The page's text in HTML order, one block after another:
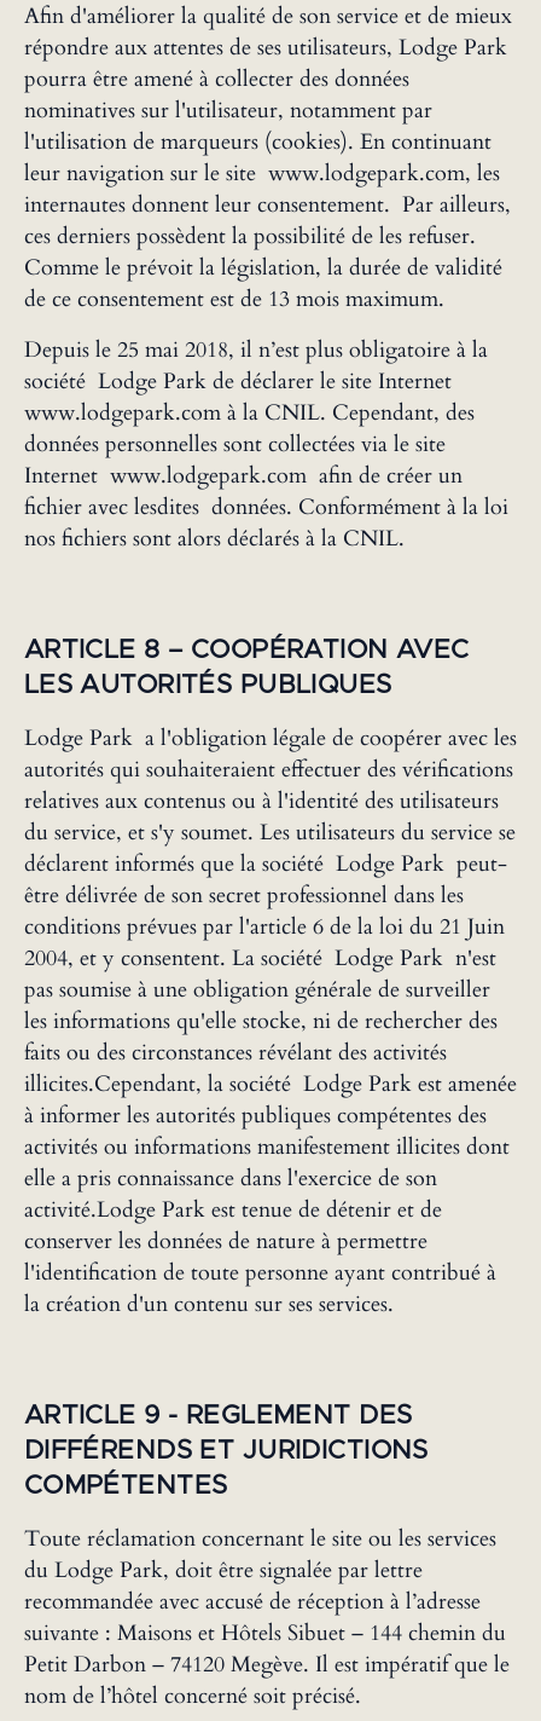
Afin d'améliorer la qualité de son service et de mieux
répondre aux attentes de ses utilisateurs, Lodge Park
pourra être amené à collecter des données
nominatives sur l'utilisateur, notamment par
l'utilisation de marqueurs (cookies). En continuant
leur navigation sur le site www.lodgepark.com, les
internautes donnent leur consentement. Par ailleurs,
ces derniers possèdent la possibilité de les refuser.
Comme le prévoit la législation, la durée de validité
de ce consentement est de 13 mois maximum.
Depuis le 25 mai 2018, il n’est plus obligatoire à la
société Lodge Park de déclarer le site Internet
www.lodgepark.com à la CNIL. Cependant, des
données personnelles sont collectées via le site
Internet www.lodgepark.com afin de créer un
fichier avec lesdites données. Conformément à la loi
nos fichiers sont alors déclarés à la CNIL.
ARTICLE 8 – COOPÉRATION AVEC
LES AUTORITÉS PUBLIQUES
Lodge Park a l'obligation légale de coopérer avec les
autorités qui souhaiteraient effectuer des vérifications
relatives aux contenus ou à l'identité des utilisateurs
du service, et s'y soumet. Les utilisateurs du service se
déclarent informés que la société Lodge Park peut-
être délivrée de son secret professionnel dans les
conditions prévues par l'article 6 de la loi du 21 Juin
2004, et y consentent. La société Lodge Park n'est
pas soumise à une obligation générale de surveiller
les informations qu'elle stocke, ni de rechercher des
faits ou des circonstances révélant des activités
illicites.Cependant, la société Lodge Park est amenée
à informer les autorités publiques compétentes des
activités ou informations manifestement illicites dont
elle a pris connaissance dans l'exercice de son
activité.Lodge Park est tenue de détenir et de
conserver les données de nature à permettre
l'identification de toute personne ayant contribué à
la création d'un contenu sur ses services.
‍ARTICLE 9 - REGLEMENT DES
DIFFÉRENDS ET JURIDICTIONS
COMPÉTENTES
Toute réclamation concernant le site ou les services
du Lodge Park, doit être signalée par lettre
recommandée avec accusé de réception à l’adresse
suivante : Maisons et Hôtels Sibuet – 144 chemin du
Petit Darbon – 74120 Megève. Il est impératif que le
nom de l’hôtel concerné soit précisé.